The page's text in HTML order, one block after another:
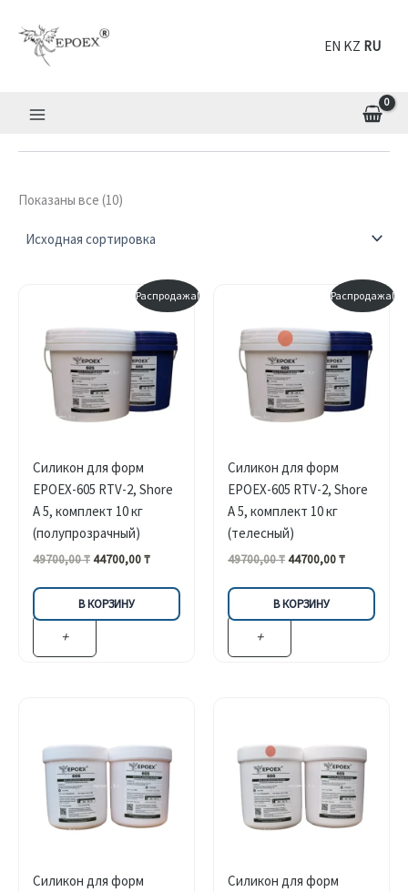
содержимому
EN RU
Показаны все (10)
Распродажа!
Силикон для форм
EPOEX-605 RTV-2, Shore
A 5, комплект 10 кг
(полупрозрачный)
49700,00₸Первоначальная
составляла
49700,00 ₸.
44700,00₸Текущая
44700,00 ₸.
В КОРЗИНУ
+
Распродажа!
Силикон для форм
EPOEX-605 RTV-2, Shore
A 5, комплект 10 кг
(телесный)
49700,00₸Первоначальная
составляла
49700,00 ₸.
44700,00₸Текущая
44700,00 ₸.
В КОРЗИНУ
+
Силикон для форм
Силикон для форм